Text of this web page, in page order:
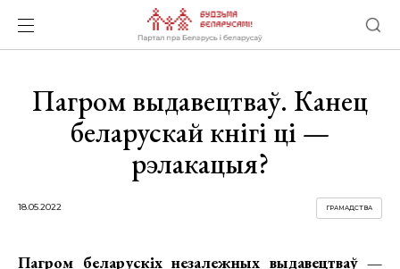
Пагром выдавецтваў. Канец
беларускай кнігі ці —
рэлакацыя?
18.05.2022 ГРАМАДСТВА
Пагром беларускіх незалежных выдавецтваў —